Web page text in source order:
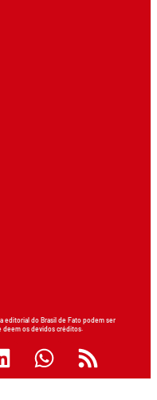
editorial do Brasil de Fato podem ser
deem os devidos créditos.